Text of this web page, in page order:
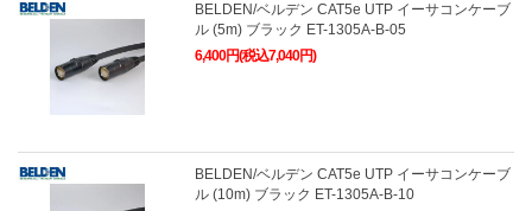
BELDEN/ベルデン CAT5e UTP イーサコンケーブ
ル (5m) ブラック ET-1305A-B-05
6,400円(税込7,040円)
BELDEN/ベルデン CAT5e UTP イーサコンケーブ
ル (10m) ブラック ET-1305A-B-10